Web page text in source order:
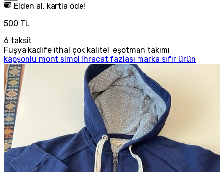
Elden al, kartla öde!
500 TL
6 taksit
Fuşya kadife ithal çok kaliteli eşotman takımı
kapşonlu mont simol ihracat fazlası marka sıfır ürün